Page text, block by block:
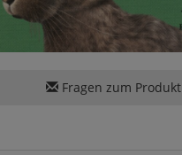
Fragen zum Produkt